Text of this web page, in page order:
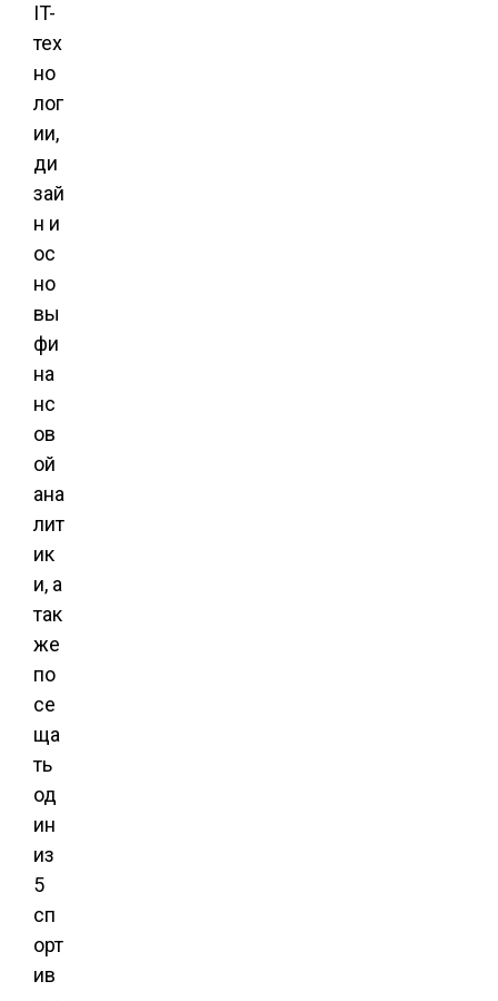
IT-
тех
но
лог
ии,
ди
зай
н и
ос
но
вы
фи
на
нс
ов
ой
ана
лит
ик
и, а
так
же
по
се
ща
ть
од
ин
из
5
сп
орт
ив